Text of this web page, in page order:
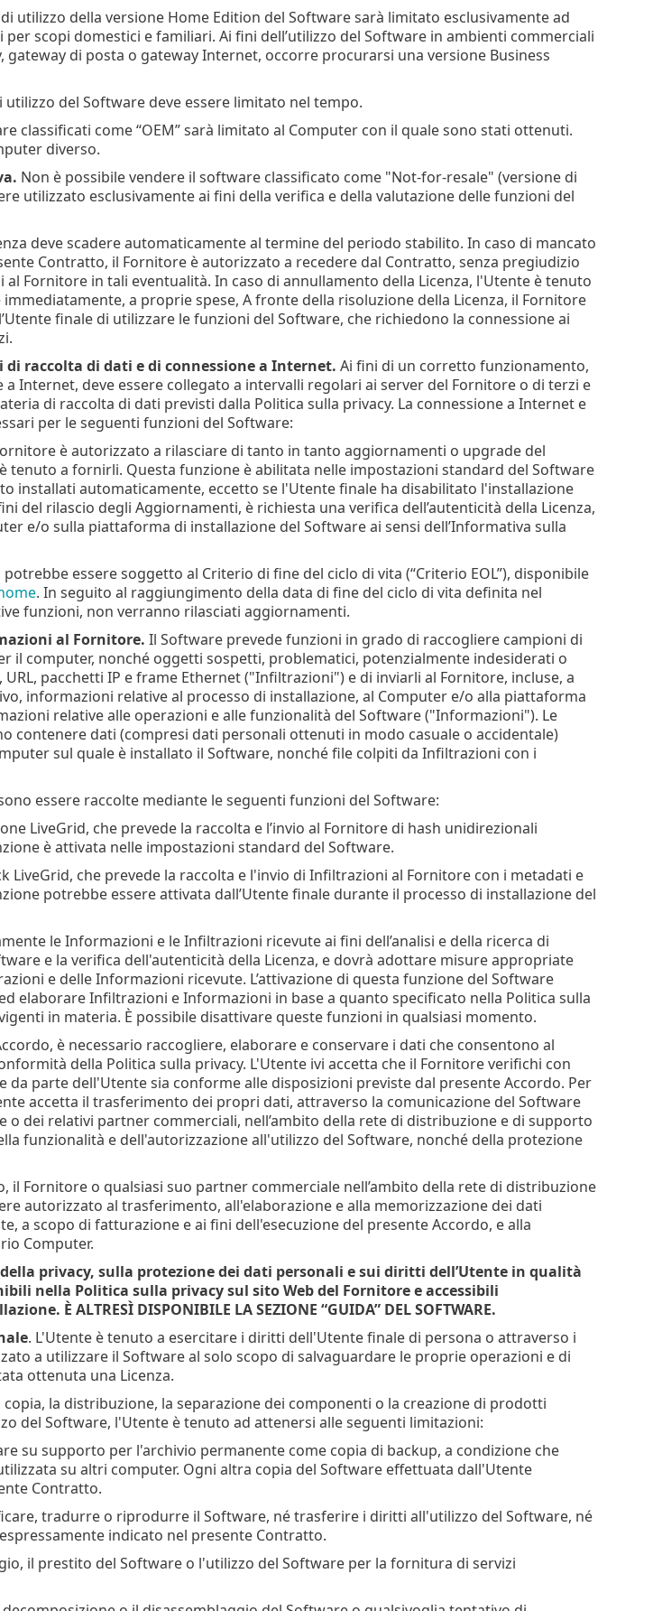
utilizzo della versione Home Edition del Software sarà limitato esclusivamente ad
scopi domestici e familiari. Ai fini dell’utilizzo del Software in ambienti commerciali
gateway di posta o gateway Internet, occorre procurarsi una versione Business
del Software deve essere limitato nel tempo.
classificati come “OEM” sarà limitato al Computer con il quale sono stati ottenuti.
diverso.
Non è possibile vendere il software classificato come "Not-for-resale" (versione di
utilizzato esclusivamente ai fini della verifica e della valutazione delle funzioni del
deve scadere automaticamente al termine del periodo stabilito. In caso di mancato
Contratto, il Fornitore è autorizzato a recedere dal Contratto, senza pregiudizio
Fornitore in tali eventualità. In caso di annullamento della Licenza, l'Utente è tenuto
a proprie spese, A fronte della risoluzione della Licenza, il Fornitore
finale di utilizzare le funzioni del Software, che richiedono la connessione ai
raccolta di dati e di connessione a Internet. Ai fini di un corretto funzionamento,
Internet, deve essere collegato a intervalli regolari ai server del Fornitore o di terzi e
di raccolta di dati previsti dalla Politica sulla privacy. La connessione a Internet e
per le seguenti funzioni del Software:
è autorizzato a rilasciare di tanto in tanto aggiornamenti o upgrade del
tenuto a fornirli. Questa funzione è abilitata nelle impostazioni standard del Software
installati automaticamente, eccetto se l'Utente finale ha disabilitato l'installazione
del rilascio degli Aggiornamenti, è richiesta una verifica dell’autenticità della Licenza,
e/o sulla piattaforma di installazione del Software ai sensi dell’Informativa sulla
essere soggetto al Criterio di fine del ciclo di vita (“Criterio EOL”), disponibile
. In seguito al raggiungimento della data di fine del ciclo di vita definita nel
funzioni, non verranno rilasciati aggiornamenti.
al Fornitore. Il Software prevede funzioni in grado di raccogliere campioni di
il computer, nonché oggetti sospetti, problematici, potenzialmente indesiderati o
pacchetti IP e frame Ethernet ("Infiltrazioni") e di inviarli al Fornitore, incluse, a
informazioni relative al processo di installazione, al Computer e/o alla piattaforma
relative alle operazioni e alle funzionalità del Software ("Informazioni"). Le
contenere dati (compresi dati personali ottenuti in modo casuale o accidentale)
sul quale è installato il Software, nonché file colpiti da Infiltrazioni con i
essere raccolte mediante le seguenti funzioni del Software:
LiveGrid, che prevede la raccolta e l’invio al Fornitore di hash unidirezionali
è attivata nelle impostazioni standard del Software.
LiveGrid, che prevede la raccolta e l'invio di Infiltrazioni al Fornitore con i metadati e
potrebbe essere attivata dall’Utente finale durante il processo di installazione del
le Informazioni e le Infiltrazioni ricevute ai fini dell’analisi e della ricerca di
e la verifica dell'autenticità della Licenza, e dovrà adottare misure appropriate
e delle Informazioni ricevute. L’attivazione di questa funzione del Software
elaborare Infiltrazioni e Informazioni in base a quanto specificato nella Politica sulla
in materia. È possibile disattivare queste funzioni in qualsiasi momento.
è necessario raccogliere, elaborare e conservare i dati che consentono al
della Politica sulla privacy. L'Utente ivi accetta che il Fornitore verifichi con
da parte dell'Utente sia conforme alle disposizioni previste dal presente Accordo. Per
accetta il trasferimento dei propri dati, attraverso la comunicazione del Software
dei relativi partner commerciali, nell’ambito della rete di distribuzione e di supporto
funzionalità e dell'autorizzazione all'utilizzo del Software, nonché della protezione
il Fornitore o qualsiasi suo partner commerciale nell’ambito della rete di distribuzione
autorizzato al trasferimento, all'elaborazione e alla memorizzazione dei dati
a scopo di fatturazione e ai fini dell'esecuzione del presente Accordo, e alla
Computer.
privacy, sulla protezione dei dati personali e sui diritti dell’Utente in qualità
nella Politica sulla privacy sul sito Web del Fornitore e accessibili
È ALTRESÌ DISPONIBILE LA SEZIONE “GUIDA” DEL SOFTWARE.
. L'Utente è tenuto a esercitare i diritti dell'Utente finale di persona o attraverso i
a utilizzare il Software al solo scopo di salvaguardare le proprie operazioni e di
ottenuta una Licenza.
copia, la distribuzione, la separazione dei componenti o la creazione di prodotti
del Software, l'Utente è tenuto ad attenersi alle seguenti limitazioni:
su supporto per l'archivio permanente come copia di backup, a condizione che
su altri computer. Ogni altra copia del Software effettuata dall'Utente
Contratto.
tradurre o riprodurre il Software, né trasferire i diritti all'utilizzo del Software, né
indicato nel presente Contratto.
il prestito del Software o l'utilizzo del Software per la fornitura di servizi